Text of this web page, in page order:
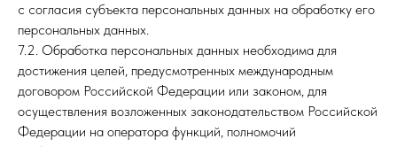
с согласия субъекта персональных данных на обработку его
персональных данных.
7.2. Обработка персональных данных необходима для
достижения целей, предусмотренных международным
договором Российской Федерации или законом, для
осуществления возложенных законодательством Российской
Федерации на оператора функций, полномочий